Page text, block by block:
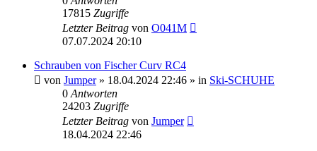
17815 Zugriffe
Letzter Beitrag von O041M
07.07.2024 20:10
Schrauben von Fischer Curv RC4
von Jumper» 18.04.2024 22:46 » in Ski-SCHUHE
0 Antworten
24203 Zugriffe
Letzter Beitrag von Jumper
18.04.2024 22:46